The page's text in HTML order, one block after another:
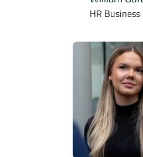
HR